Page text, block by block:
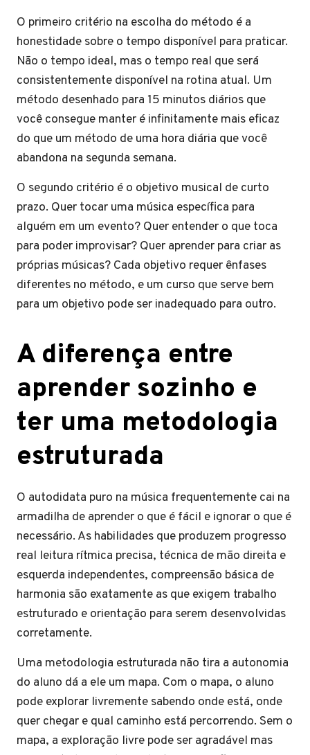
O primeiro critério na escolha do método é a
honestidade sobre o tempo disponível para praticar.
Não o tempo ideal, mas o tempo real que será
consistentemente disponível na rotina atual. Um
método desenhado para 15 minutos diários que
você consegue manter é infinitamente mais eficaz
do que um método de uma hora diária que você
abandona na segunda semana.
O segundo critério é o objetivo musical de curto
prazo. Quer tocar uma música específica para
alguém em um evento? Quer entender o que toca
para poder improvisar? Quer aprender para criar as
próprias músicas? Cada objetivo requer ênfases
diferentes no método, e um curso que serve bem
para um objetivo pode ser inadequado para outro.
A diferença entre
aprender sozinho e
ter uma metodologia
estruturada
O autodidata puro na música frequentemente cai na
armadilha de aprender o que é fácil e ignorar o que é
necessário. As habilidades que produzem progresso
real leitura rítmica precisa, técnica de mão direita e
esquerda independentes, compreensão básica de
harmonia são exatamente as que exigem trabalho
estruturado e orientação para serem desenvolvidas
corretamente.
Uma metodologia estruturada não tira a autonomia
do aluno dá a ele um mapa. Com o mapa, o aluno
pode explorar livremente sabendo onde está, onde
quer chegar e qual caminho está percorrendo. Sem o
mapa, a exploração livre pode ser agradável mas